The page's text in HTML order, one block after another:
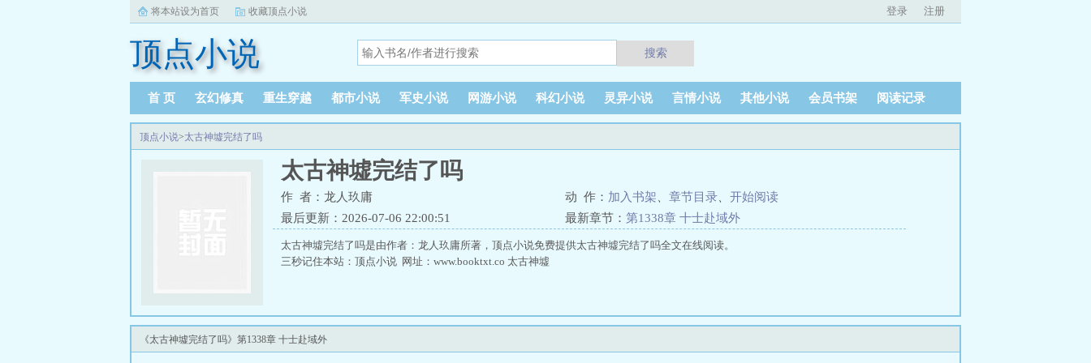
将本站设为首页 收藏顶点小说 登录 注册
顶点小说 搜索
首 页 玄幻修真 重生穿越 都市小说 军史小说 网游小说 科幻小说 灵异小说 言情小说 其他小说 会员书架 阅读记录
顶点小说>太古神墟完结了吗
太古神墟完结了吗
作 者：龙人玖庸 动 作： 加入书架 章节目录
开始阅读
最后更新：2026-07-06 22:00:51
最新章节： 第1338章 十士赴域外
太古神墟完结了吗是由作者：龙人玖庸所著，顶点小说免费提供太古神墟完结了吗全文在线阅读。
三秒记住本站：顶点小说 网址：www.booktxt.co 太古神墟
《太古神墟完结了吗》第1338章 十士赴域外